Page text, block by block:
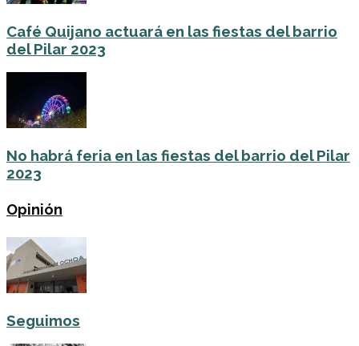
Café Quijano actuará en las fiestas del barrio
del Pilar 2023
No habrá feria en las fiestas del barrio del Pilar
2023
Opinión
Seguimos